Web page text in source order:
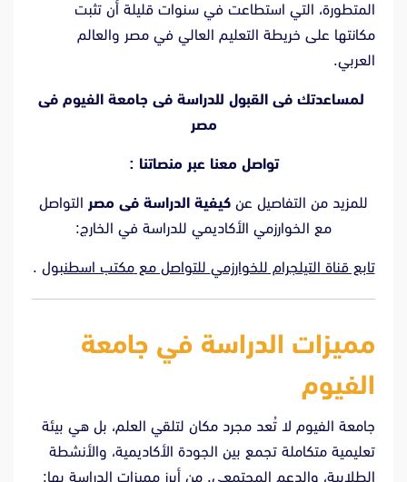
المتطورة، التي استطاعت في سنوات قليلة أن تثبت
مكانتها على خريطة التعليم العالي في مصر والعالم
العربي.
لمساعدتك فى القبول للدراسة فى جامعة الفيوم فى
مصر
تواصل معنا عبر منصاتنا :
للمزيد من التفاصيل عن كيفية الدراسة فى مصر التواصل
مع الخوارزمي الأكاديمي للدراسة في الخارج:
تابع قناة التيلجرام للخوارزمي للتواصل معمكتب اسطنبول .
مميزات الدراسة في جامعة
الفيوم
جامعة الفيوم لا تُعد مجرد مكان لتلقي العلم، بل هي بيئة
تعليمية متكاملة تجمع بين الجودة الأكاديمية، والأنشطة
الطلابية، والدعم المجتمعي. من أبرز مميزات الدراسة بها: